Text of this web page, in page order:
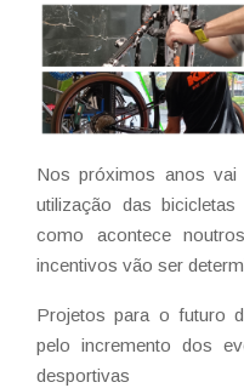
Nos próximos anos vai
utilização das
como acontece
incentivos vão ser
Projetos para o futuro
pelo incremento dos
desportivas